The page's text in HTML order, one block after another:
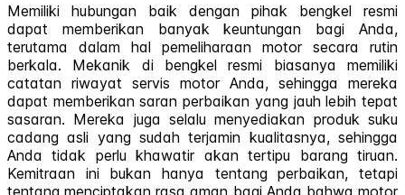
Memiliki hubungan baik dengan pihak bengkel resmi
dapat memberikan banyak keuntungan bagi Anda,
terutama dalam hal pemeliharaan motor secara rutin
berkala. Mekanik di bengkel resmi biasanya memiliki
catatan riwayat servis motor Anda, sehingga mereka
dapat memberikan saran perbaikan yang jauh lebih tepat
sasaran. Mereka juga selalu menyediakan produk suku
cadang asli yang sudah terjamin kualitasnya, sehingga
Anda tidak perlu khawatir akan tertipu barang tiruan.
Kemitraan ini bukan hanya tentang perbaikan, tetapi
tentang menciptakan rasa aman bagi Anda bahwa motor